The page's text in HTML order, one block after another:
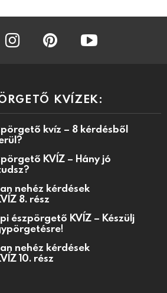
instagram
KVÍZEK:
kvíz – 8 kérdésből
KVÍZ – Hány jó
nehéz kérdések
8. rész
észpörgető KVÍZ – Készülj
nehéz kérdések
10. rész